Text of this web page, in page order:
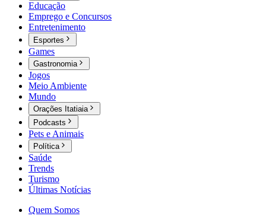
Educação
Emprego e Concursos
Entretenimento
Esportes
Games
Gastronomia
Jogos
Meio Ambiente
Mundo
Orações Itatiaia
Podcasts
Pets e Animais
Política
Saúde
Trends
Turismo
Últimas Notícias
Quem Somos